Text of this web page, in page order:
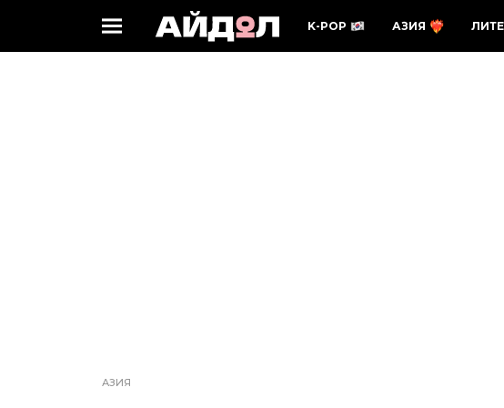
K-POP АЗИЯ
АЗИЯ